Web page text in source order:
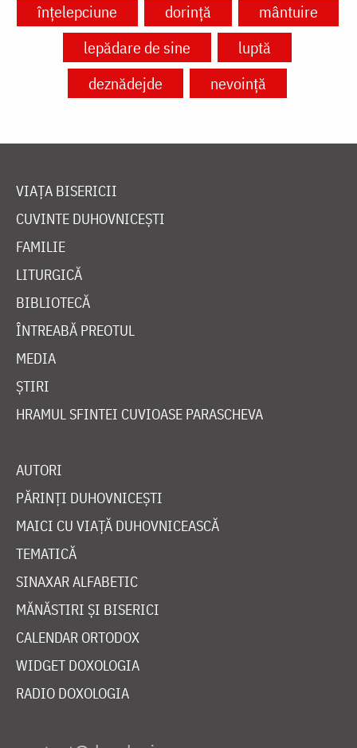
înțelepciune
dorință
mântuire
lepădare de sine
luptă
deznădejde
nevoință
VIAȚA BISERICII
CUVINTE DUHOVNICEȘTI
FAMILIE
LITURGICĂ
BIBLIOTECĂ
ÎNTREABĂ PREOTUL
MEDIA
ȘTIRI
HRAMUL SFINTEI CUVIOASE PARASCHEVA
AUTORI
PĂRINȚI DUHOVNICEȘTI
MAICI CU VIAȚĂ DUHOVNICEASCĂ
TEMATICĂ
SINAXAR ALFABETIC
MĂNĂSTIRI ȘI BISERICI
CALENDAR ORTODOX
WIDGET DOXOLOGIA
RADIO DOXOLOGIA